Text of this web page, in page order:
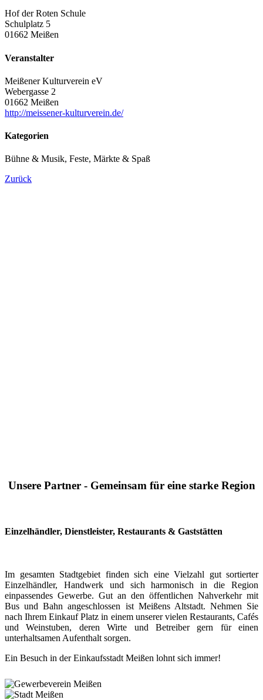
Hof der Roten Schule
Schulplatz 5
01662 Meißen
Veranstalter
Meißener Kulturverein eV
Webergasse 2
01662 Meißen
http://meissener-kulturverein.de/
Kategorien
Bühne & Musik, Feste, Märkte & Spaß
Zurück
Unsere Partner - Gemeinsam für eine starke Region
Einzelhändler, Dienstleister, Restaurants & Gaststätten
Im gesamten Stadtgebiet finden sich eine Vielzahl gut sortierter
Einzelhändler, Handwerk und sich harmonisch in die Region
einpassendes Gewerbe. Gut an den öffentlichen Nahverkehr mit
Bus und Bahn angeschlossen ist Meißens Altstadt. Nehmen Sie
nach Ihrem Einkauf Platz in einem unserer vielen Restaurants, Cafés
und Weinstuben, deren Wirte und Betreiber gern für einen
unterhaltsamen Aufenthalt sorgen.
Ein Besuch in der Einkaufsstadt Meißen lohnt sich immer!